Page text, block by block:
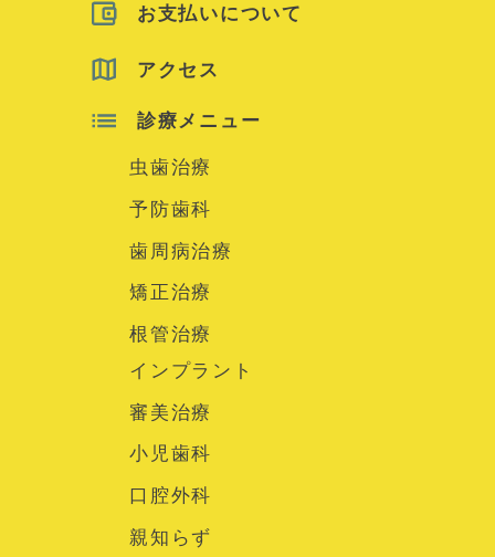
お支払いについて
アクセス
診療メニュー
虫歯治療
予防歯科
歯周病治療
矯正治療
根管治療
インプラント
審美治療
小児歯科
口腔外科
親知らず